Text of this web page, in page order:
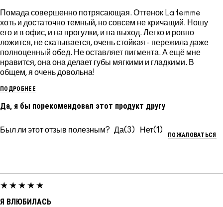
Помада совершенно потрясающая. Оттенок La femme
хоть и достаточно темный, но совсем не кричащий. Ношу
его и в офис, и на прогулки, и на выход. Легко и ровно
ложится, не скатывается, очень стойкая - пережила даже
полноценный обед. Не оставляет пигмента. А ещё мне
нравится, она она делает губы мягкими и гладкими. В
общем, я очень довольна!
ПОДРОБНЕЕ
Да, я бы порекомендовал этот продукт другу
Был ли этот отзыв полезным? 3 1
ПОЖАЛОВАТЬСЯ
Я ВЛЮБИЛАСЬ